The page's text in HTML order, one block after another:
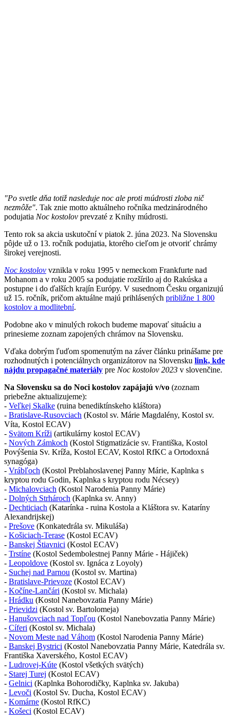
"Po svetle dňa totiž nasleduje noc ale proti múdrosti zloba nič
nezmôže". Tak znie motto aktuálneho ročníka medzinárodného
podujatia Noc kostolov prevzaté z Knihy múdrosti.
Tento rok sa akcia uskutoční v piatok 2. júna 2023. Na Slovensku
pôjde už o 13. ročník podujatia, ktorého cieľom je otvoriť chrámy
širokej verejnosti.
Noc kostolov vznikla v roku 1995 v nemeckom Frankfurte nad
Mohanom a v roku 2005 sa podujatie rozšírilo aj do Rakúska a
postupne i do ďalších krajín Európy. V susednom Česku organizujú
už 15. ročník, pričom aktuálne majú prihlásených približne 1 800
kostolov a modlitební.
Podobne ako v minulých rokoch budeme mapovať situáciu a
prinesieme zoznam zapojených chrámov na Slovensku.
Vďaka dobrým ľuďom spomenutým na záver článku prinášame pre
rozhodnutých i potenciálnych organizátorov na Slovensku link, kde
nájdu propagačné materiály pre Noc kostolov 2023 v slovenčine.
Na Slovensku sa do Noci kostolov zapájajú v/vo (zoznam
priebežne aktualizujeme):
- Veľkej Skalke (ruina benediktínskeho kláštora)
- Bratislave-Rusovciach (Kostol sv. Márie Magdalény, Kostol sv.
Víta, Kostol ECAV)
- Svätom Kríži (artikulárny kostol ECAV)
- Nových Zámkoch (Kostol Stigmatizácie sv. Františka, Kostol
Povýšenia Sv. Kríža, Kostol ECAV, Kostol RfKC a Ortodoxná
synagóga)
- Vrábľoch (Kostol Preblahoslavenej Panny Márie, Kaplnka s
kryptou rodu Godin, Kaplnka s kryptou rodu Nécsey)
- Michalovciach (Kostol Narodenia Panny Márie)
- Dolných Strhároch (Kaplnka sv. Anny)
- Dechticiach (Katarínka - ruina Kostola a Kláštora sv. Kataríny
Alexandrijskej)
- Prešove (Konkatedrála sv. Mikuláša)
- Košiciach-Terase (Kostol ECAV)
- Banskej Štiavnici (Kostol ECAV)
- Trstíne (Kostol Sedembolestnej Panny Márie - Hájiček)
- Leopoldove (Kostol sv. Ignáca z Loyoly)
- Suchej nad Parnou (Kostol sv. Martina)
- Bratislave-Prievoze (Kostol ECAV)
- Kočíne-Lančári (Kostol sv. Michala)
- Hrádku (Kostol Nanebovzatia Panny Márie)
- Prievidzi (Kostol sv. Bartolomeja)
- Hanušovciach nad Topľou (Kostol Nanebovzatia Panny Márie)
- Cíferi (Kostol sv. Michala)
- Novom Meste nad Váhom (Kostol Narodenia Panny Márie)
- Banskej Bystrici (Kostol Nanebovzatia Panny Márie, Katedrála sv.
Františka Xaverského, Kostol ECAV)
- Ludrovej-Kúte (Kostol všetkých svätých)
- Starej Turej (Kostol ECAV)
- Gelnici (Kaplnka Bohorodičky, Kaplnka sv. Jakuba)
- Levoči (Kostol Sv. Ducha, Kostol ECAV)
- Komárne (Kostol RfKC)
- Košeci (Kostol ECAV)